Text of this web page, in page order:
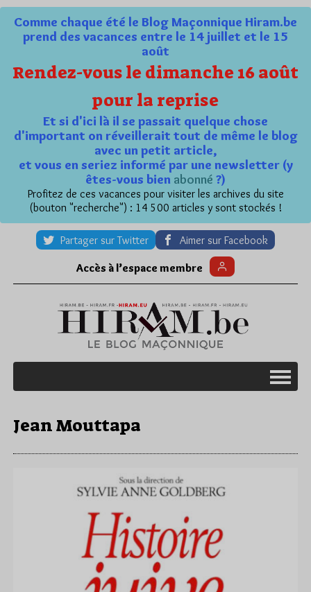
Comme chaque été le Blog Maçonnique Hiram.be
prend des vacances entre le 14 juillet et le 15
août
Rendez-vous le dimanche 16 août
pour la reprise
Et si d'ici là il se passait quelque chose
d'important on réveillerait tout de même le blog
avec un petit article,
et vous en seriez informé par une newsletter (y
êtes-vous bien abonné ?)
Profitez de ces vacances pour visiter les archives du site
(bouton "recherche") : 14 500 articles y sont stockés !
Partager sur Twitter Aimer sur Facebook
Accès à l’espace membre
Jean Mouttapa